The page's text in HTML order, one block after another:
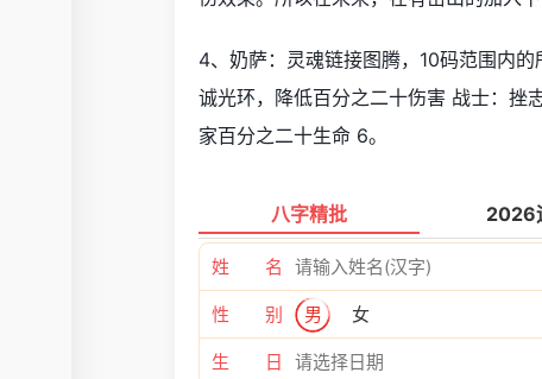
4、奶萨：灵魂链接图腾，10码范围内
诚光环，降低百分之二十伤害 战士：挫
家百分之二十生命 6。
八字精批 2026
姓 名
性 别 男 女
生 日